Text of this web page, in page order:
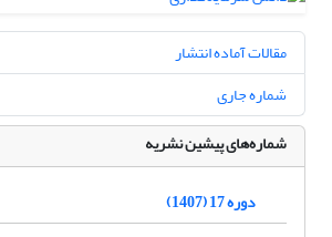
مقالات آماده انتشار
شماره جاری
شماره‌های پیشین نشریه
دوره 17 (1407)